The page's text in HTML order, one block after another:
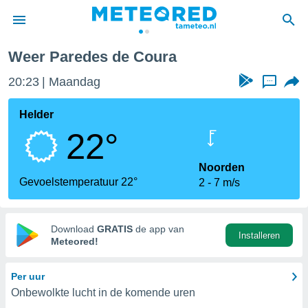
door
verstrekte
hoge
hebt de
voor
op basis
Weer Paredes de Coura
20:23 Maandag ...
Helder
22°
Gevoelstemperatuur 22°
Noorden
2
7 m/s
Download GRATIS de app van
Meteored!
Installeren
Per uur
Onbewolkte lucht in de komende uren